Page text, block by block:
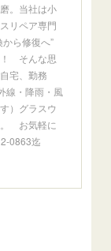
。当社は小
リペア専門
ら修復へ”
！ そんな思
宅、勤務
線・降雨・風
）グラスウ
。 お気軽に
0863迄